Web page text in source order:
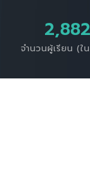
3,391
จำนวนผู้เรียน (ใ